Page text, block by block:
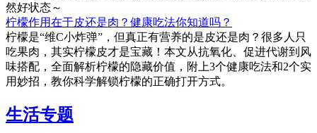
然好状态～
柠檬作用在于皮还是肉？健康吃法你知道吗？
柠檬是“维C小炸弹”，但真正有营养的是皮还是肉？很多人只
吃果肉，其实柠檬皮才是宝藏！本文从抗氧化、促进代谢到风
味搭配，全面解析柠檬的隐藏价值，附上3个健康吃法和2个实
用妙招，教你科学解锁柠檬的正确打开方式。
生活专题